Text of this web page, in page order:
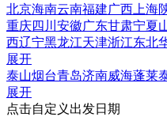
北京海南云南福建广西 上海
重庆四川 安徽广东甘肃宁夏
西辽宁黑龙江天津浙江东北
展开
泰山烟台青岛济南威海蓬莱
展开
点击自定义出发日期